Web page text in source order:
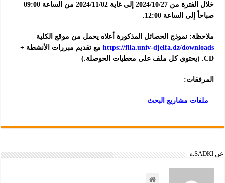
خلال الفترة من 2024/10/27 إلى غاية 2024/11/02 من الساعة 09:00
صباحاً إلى الساعة 12:00.
ملاحظة: نموذج الحصائل المذكورة أعلاه يحمل من موقع الكلية
https://flla.univ-djelfa.dz/downloads مع تقديم مبررات الأنشطة +
CD. (يحتوي كل ملف على معطيات الحوصلة.)
المرفقات:
– ملفات مشاريع البحث
عن a.SADKI